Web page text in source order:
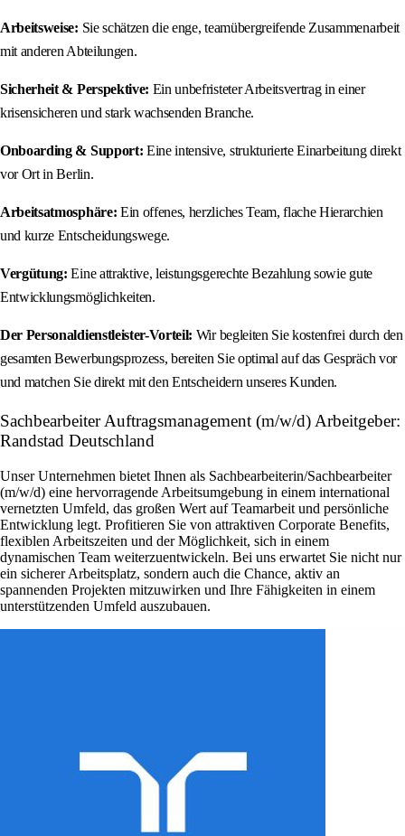
Arbeitsweise: Sie schätzen die enge, teamübergreifende Zusammenarbeit
mit anderen Abteilungen.
Sicherheit & Perspektive: Ein unbefristeter Arbeitsvertrag in einer
krisensicheren und stark wachsenden Branche.
Onboarding & Support: Eine intensive, strukturierte Einarbeitung direkt
vor Ort in Berlin.
Arbeitsatmosphäre: Ein offenes, herzliches Team, flache Hierarchien
und kurze Entscheidungswege.
Vergütung: Eine attraktive, leistungsgerechte Bezahlung sowie gute
Entwicklungsmöglichkeiten.
Der Personaldienstleister-Vorteil: Wir begleiten Sie kostenfrei durch den
gesamten Bewerbungsprozess, bereiten Sie optimal auf das Gespräch vor
und matchen Sie direkt mit den Entscheidern unseres Kunden.
Sachbearbeiter Auftragsmanagement (m/w/d) Arbeitgeber:
Randstad Deutschland
Unser Unternehmen bietet Ihnen als Sachbearbeiterin/Sachbearbeiter
(m/w/d) eine hervorragende Arbeitsumgebung in einem international
vernetzten Umfeld, das großen Wert auf Teamarbeit und persönliche
Entwicklung legt. Profitieren Sie von attraktiven Corporate Benefits,
flexiblen Arbeitszeiten und der Möglichkeit, sich in einem
dynamischen Team weiterzuentwickeln. Bei uns erwartet Sie nicht nur
ein sicherer Arbeitsplatz, sondern auch die Chance, aktiv an
spannenden Projekten mitzuwirken und Ihre Fähigkeiten in einem
unterstützenden Umfeld auszubauen.